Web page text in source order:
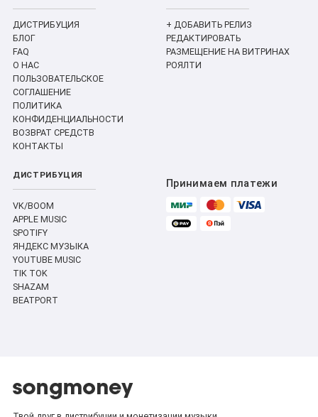
ДИСТРИБУЦИЯ
БЛОГ
FAQ
О НАС
ПОЛЬЗОВАТЕЛЬСКОЕ
СОГЛАШЕНИЕ
ПОЛИТИКА
КОНФИДЕНЦИАЛЬНОСТИ
ВОЗВРАТ СРЕДСТВ
КОНТАКТЫ
+ ДОБАВИТЬ РЕЛИЗ
РЕДАКТИРОВАТЬ
РАЗМЕЩЕНИЕ НА ВИТРИНАХ
РОЯЛТИ
ДИСТРИБУЦИЯ
VK/BOOM
APPLE MUSIC
SPOTIFY
ЯНДЕКС МУЗЫКА
YOUTUBE MUSIC
TIK TOK
SHAZAM
BEATPORT
Принимаем платежи